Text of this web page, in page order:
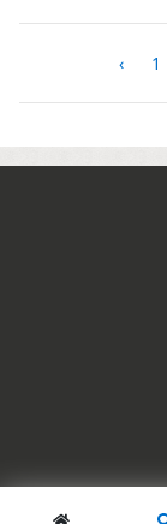
‹ 1